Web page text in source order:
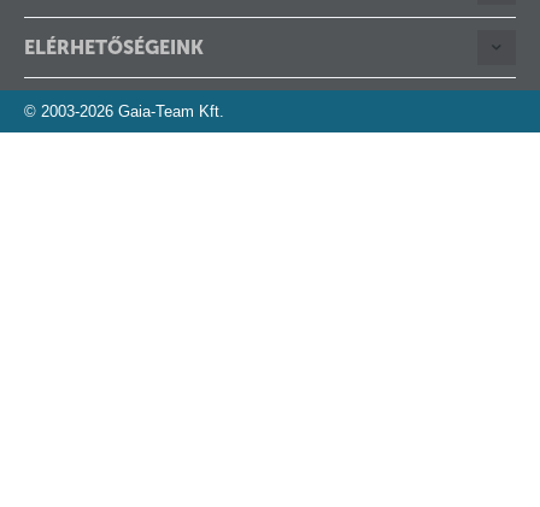
ELÉRHETŐSÉGEINK
© 2003-2026 Gaia-Team Kft.